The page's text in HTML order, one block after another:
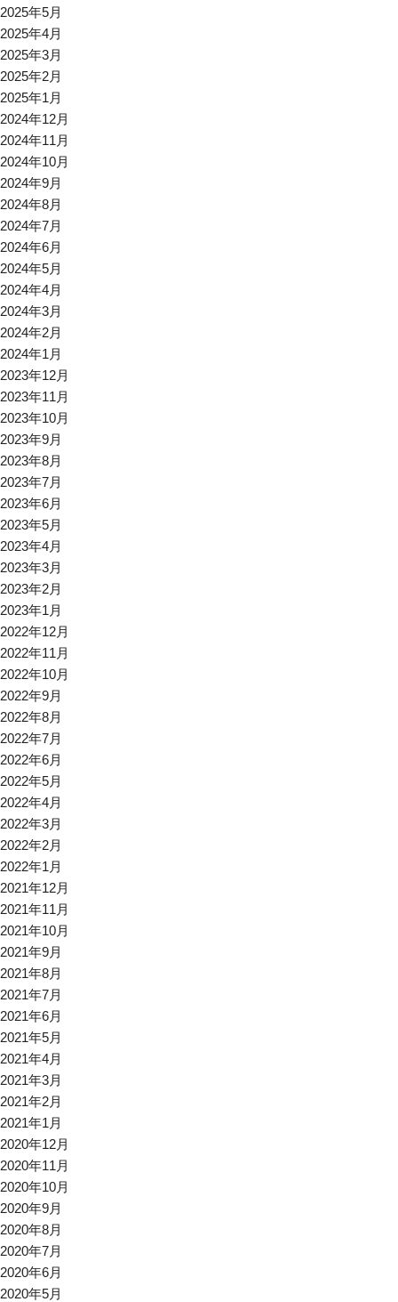
2025年5月
2025年4月
2025年3月
2025年2月
2025年1月
2024年12月
2024年11月
2024年10月
2024年9月
2024年8月
2024年7月
2024年6月
2024年5月
2024年4月
2024年3月
2024年2月
2024年1月
2023年12月
2023年11月
2023年10月
2023年9月
2023年8月
2023年7月
2023年6月
2023年5月
2023年4月
2023年3月
2023年2月
2023年1月
2022年12月
2022年11月
2022年10月
2022年9月
2022年8月
2022年7月
2022年6月
2022年5月
2022年4月
2022年3月
2022年2月
2022年1月
2021年12月
2021年11月
2021年10月
2021年9月
2021年8月
2021年7月
2021年6月
2021年5月
2021年4月
2021年3月
2021年2月
2021年1月
2020年12月
2020年11月
2020年10月
2020年9月
2020年8月
2020年7月
2020年6月
2020年5月